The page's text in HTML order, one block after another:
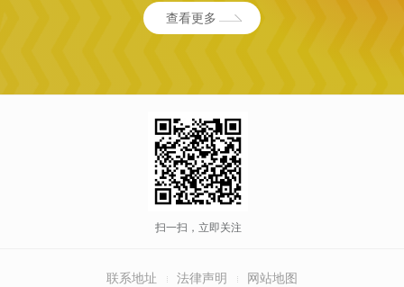
查看更多
扫一扫，立即关注
联系地址 法律声明 网站地图